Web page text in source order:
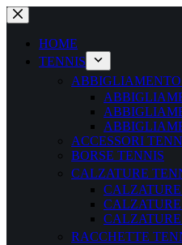
Salta
al
contenutoHOME
TENNIS
ACCESSORI
BORSE TENNIS
CALZATURE
RACCHETTE